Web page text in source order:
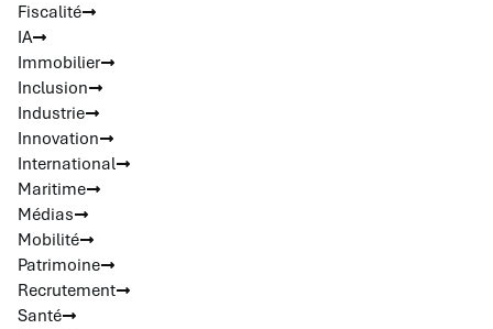
Fiscalité
IA
Immobilier
Inclusion
Industrie
Innovation
International
Maritime
Médias
Mobilité
Patrimoine
Recrutement
Santé